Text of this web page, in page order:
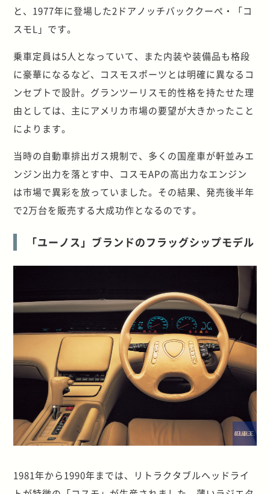
と、1977年に登場した2ドアノッチバッククーぺ・「コ
スモL」です。
乗車定員は5人となっていて、また内装や装備品も格段
に豪華になるなど、コスモスポーツとは明確に異なるコ
ンセプトで設計。グランツーリスモ的性格を持たせた理
由としては、主にアメリカ市場の要望が大きかったこと
によります。
当時の自動車排出ガス規制で、多くの国産車が軒並みエ
ンジン出力を落とす中、コスモAPの高出力なエンジン
は市場で異彩を放っていました。その結果、発売後半年
で2万台を販売する大成功作となるのです。
「ユーノス」ブランドのフラッグシップモデル
1981年から1990年までは、リトラクタブルヘッドライ